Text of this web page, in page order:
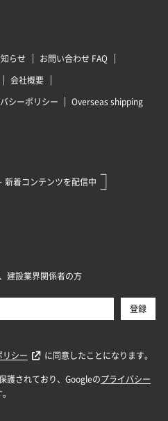
らせ
お問い合わせ FAQ
会社概要
シーポリシー Overseas shipping